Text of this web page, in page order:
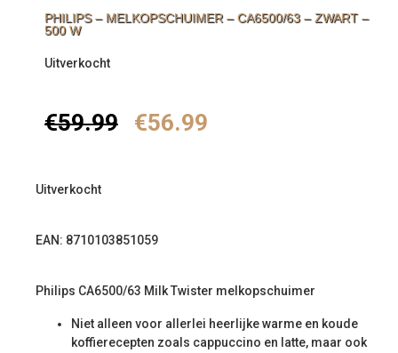
PHILIPS – MELKOPSCHUIMER – CA6500/63 – ZWART –
500 W
Uitverkocht
€59.99 €56.99
Uitverkocht
EAN: 8710103851059
Philips CA6500/63 Milk Twister melkopschuimer
Niet alleen voor allerlei heerlijke warme en koude
koffierecepten zoals cappuccino en latte, maar ook